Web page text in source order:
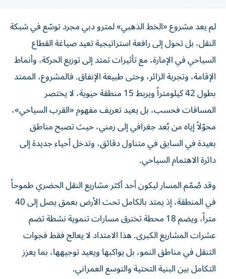
لم يعد مشروع «الخط الذهبي» لمترو دبي مجرد توسّع في شبكة
النقل، بل تحول إلى رافعة استراتيجية تعيد صياغة القطاع
السياحي في الإمارة، مع تأثيرات تمتد إلى توزيع الحركة، وأنماط
الإقامة، وتجربة الزائر، وحتى طبيعة الإنفاق. فالمشروع، الممتد
بطول 42 كيلومتراً ويربط 15 منطقة حيوية، لا يختصر
المسافات فحسب، بل يعيد تعريف مفهوم «القرب السياحي»،
محوّلاً إياه من بُعد جغرافي إلى زمني، حيث تصبح مناطق
بعيدة في السابق في متناول دقائق، وتدخل أحياء جديدة إلى
دائرة الاهتمام السياحي.
وقد صُمّم المسار ليكون أحد أكثر مشاريع النقل الحضري طموحاً
في المنطقة، إذ يمتد بالكامل تحت الأرض بعمق يصل إلى 40
متراً، ويضم 18 محطة تخترق مسارات تنموية نشطة تضم
عشرات المشاريع الكبرى. هذا الامتداد لا يعالج فقط فجوات
التنقل في مناطق النمو، بل يواكبها ويعيد توجيهها، بما يعزز
التكامل بين البنية التحتية والتوسع العمراني.